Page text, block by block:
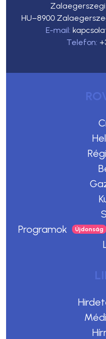
HU–8900
E-mail:
Telefon:
Programok